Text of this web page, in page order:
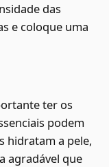
das
e coloque uma
ter os
podem
hidratam a pele,
agradável que